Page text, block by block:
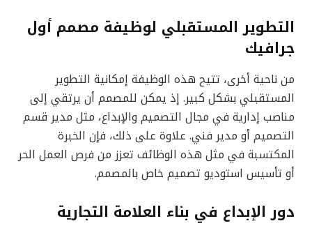
التطوير المستقبلي لوظيفة مصمم أول
جرافيك
من ناحية أخرى، تتيح هذه الوظيفة إمكانية التطوير
المستقبلي بشكل كبير. إذ يمكن للمصمم أن يرتقي إلى
مناصب إدارية في مجال التصميم والإبداع، مثل مدير قسم
التصميم أو مدير فني. علاوة على ذلك، فإن الخبرة
المكتسبة في مثل هذه الوظائف تعزز من فرص العمل الحر
أو تأسيس استوديو تصميم خاص بالمصمم.
دور الإبداع في بناء العلامة التجارية